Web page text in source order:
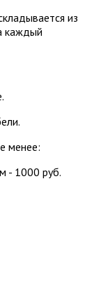
из
каждый
менее:
- 1000 руб.